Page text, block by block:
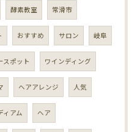
酵素教室 常滑市
おすすめ サロン 岐阜
スポット ワインディング
ヘアアレンジ 人気
ィアム ヘア